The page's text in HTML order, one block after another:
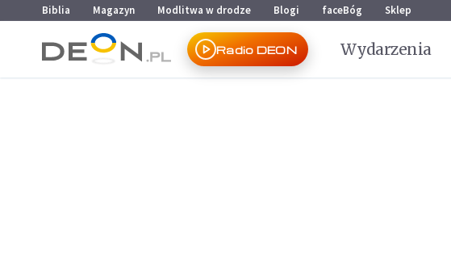
Przejdź do menu głównego
Przejdź do treści
Biblia Magazyn Modlitwa w drodze Blogi faceBóg Sklep
Radio DEON Wydarzenia